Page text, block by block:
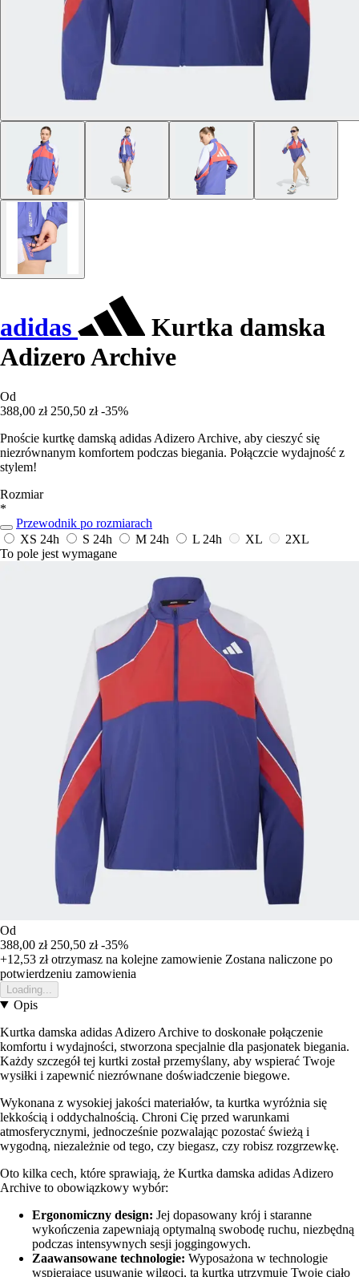
adidas
Kurtka damska
Adizero Archive
Od
388,00 zł 250,50 zł -35%
Pnoście kurtkę damską adidas Adizero Archive, aby cieszyć się
niezrównanym komfortem podczas biegania. Połączcie wydajność z
stylem!
Rozmiar
*
Przewodnik po rozmiarach
XS 24h S 24h M 24h L 24h XL
2XL
To pole jest wymagane
Od
388,00 zł 250,50 zł -35%
+12,53 złotrzymasz na kolejne zamowienie Zostana naliczone po
potwierdzeniu zamowienia
Loading...
Opis
Kurtka damska adidas Adizero Archive to doskonałe połączenie
komfortu i wydajności, stworzona specjalnie dla pasjonatek biegania.
Każdy szczegół tej kurtki został przemyślany, aby wspierać Twoje
wysiłki i zapewnić niezrównane doświadczenie biegowe.
Wykonana z wysokiej jakości materiałów, ta kurtka wyróżnia się
lekkością i oddychalnością. Chroni Cię przed warunkami
atmosferycznymi, jednocześnie pozwalając pozostać świeżą i
wygodną, niezależnie od tego, czy biegasz, czy robisz rozgrzewkę.
Oto kilka cech, które sprawiają, że Kurtka damska adidas Adizero
Archive to obowiązkowy wybór:
Ergonomiczny design: Jej dopasowany krój i staranne
wykończenia zapewniają optymalną swobodę ruchu, niezbędną
podczas intensywnych sesji joggingowych.
Zaawansowane technologie: Wyposażona w technologie
wspierające usuwanie wilgoci, ta kurtka utrzymuje Twoje ciało